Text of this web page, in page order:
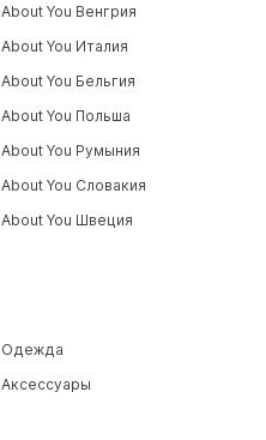
Одежда
Аксессуары
About You Венгрия
About You Италия
About You Бельгия
About You Польша
About You Румыния
About You Словакия
About You Швеция